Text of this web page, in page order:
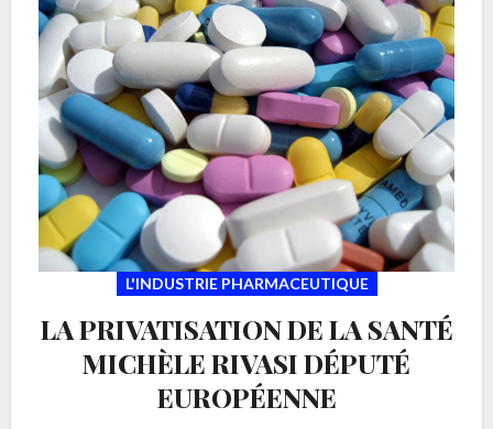
L'INDUSTRIE PHARMACEUTIQUE
LA PRIVATISATION DE LA SANTÉ
MICHÈLE RIVASI DÉPUTÉ
EUROPÉENNE